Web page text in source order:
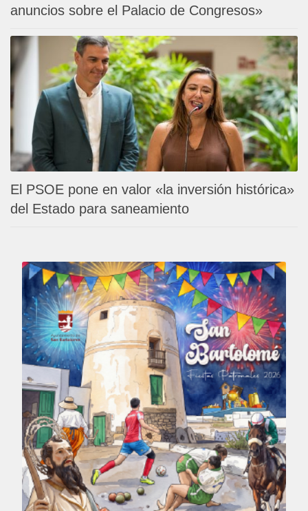
anuncios sobre el Palacio de Congresos»
El PSOE pone en valor «la inversión histórica»
del Estado para saneamiento